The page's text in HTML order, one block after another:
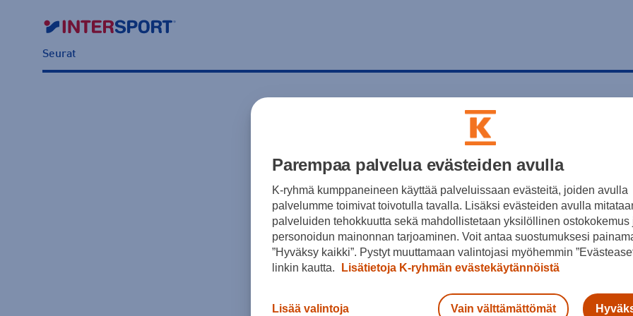
Seurat
Parempaa palvelua evästeiden avulla
K-ryhmä kumppaneineen käyttää palveluissaan evästeitä, joiden avulla
palvelumme toimivat toivotulla tavalla. Lisäksi evästeiden avulla
palveluiden tehokkuutta sekä mahdollistetaan yksilöllinen ostokokemus
personoidun mainonnan tarjoaminen. Voit antaa suostumuksesi
”Hyväksy kaikki”. Pystyt muuttamaan valintojasi myöhemmin
linkin kautta.
Lisätietoja K-ryhmän evästekäytännöistä
Lisää valintoja Vain välttämättömät